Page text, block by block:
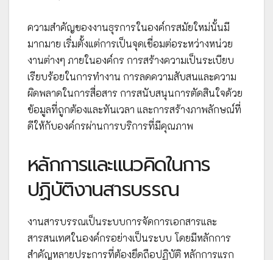
ความสำคัญของงานธุรการในองค์กรสมัยใหม่นั้นมี
มากมาย เริ่มตั้งแต่การเป็นจุดเชื่อมต่อระหว่างหน่วย
งานต่างๆ ภายในองค์กร การสร้างความเป็นระเบียบ
เรียบร้อยในการทำงาน การลดความสับสนและความ
ผิดพลาดในการสื่อสาร การสนับสนุนการตัดสินใจด้วย
ข้อมูลที่ถูกต้องและทันเวลา และการสร้างภาพลักษณ์ที่
ดีให้กับองค์กรผ่านการบริการที่มีคุณภาพ
หลักการและแนวคิดในการ
ปฏิบัติงานสารบรรณ
งานสารบรรณเป็นระบบการจัดการเอกสารและ
สารสนเทศในองค์กรอย่างเป็นระบบ โดยมีหลักการ
สำคัญหลายประการที่ต้องยึดถือปฏิบัติ หลักการแรก